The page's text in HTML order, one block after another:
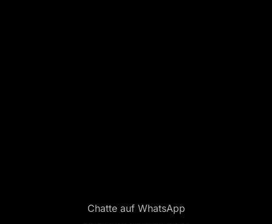
Chatte auf WhatsApp